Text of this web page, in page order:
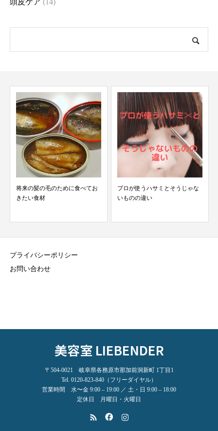
頭皮ケア (14)
将来の髪の毛のために食べてお
きたい食材
プロが使うハサミとそうじゃな
いものの違い
プライバシーポリシー
お問い合わせ
美容室 LIEBENDER
〒504-0021 岐阜県各務原市那加前洞新町 1丁目1
Tel. 0120-823-840（フリーダイヤル）
営業時間 水〜金 9:00 – 19:00 ／ 土・日 9:00 – 18:00
定休日 月曜日・火曜日